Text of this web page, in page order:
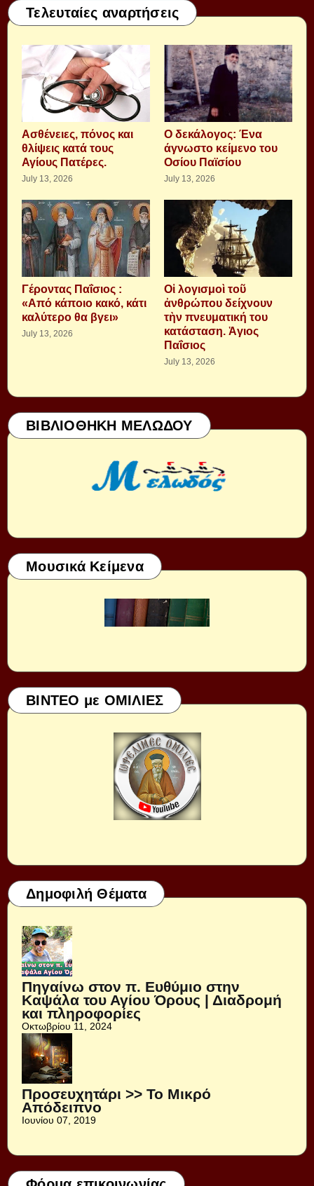
Τελευταίες αναρτήσεις
Aσθένειες, πόνος και
θλίψεις κατά τους
Αγίους Πατέρες.
July 13, 2026
Ο δεκάλογος: Ένα
άγνωστο κείμενο του
Οσίου Παϊσίου
July 13, 2026
Γέροντας Παΐσιος :
«Από κάποιο κακό, κάτι
καλύτερο θα βγει»
July 13, 2026
Οἱ λογισμοὶ τοῦ
ἀνθρώπου δείχνουν
τὴν πνευματική του
κατάσταση. Ἁγιος
Παΐσιος
July 13, 2026
ΒΙΒΛΙΟΘΗΚΗ ΜΕΛΩΔΟΥ
Μουσικά Κείμενα
ΒΙΝΤΕΟ με ΟΜΙΛΙΕΣ
Δημοφιλή Θέματα
Πηγαίνω στον π. Ευθύμιο στην
Καψάλα του Αγίου Όρους | Διαδρομή
και πληροφορίες
Οκτωβρίου 11, 2024
Προσευχητάρι >> Το Μικρό
Απόδειπνο
Ιουνίου 07, 2019